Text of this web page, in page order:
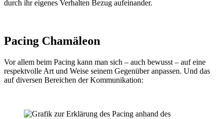
durch ihr eigenes Verhalten Bezug aufeinander.
Pacing Chamäleon
Vor allem beim Pacing kann man sich – auch bewusst – auf eine
respektvolle Art und Weise seinem Gegenüber anpassen. Und das
auf diversen Bereichen der Kommunikation: